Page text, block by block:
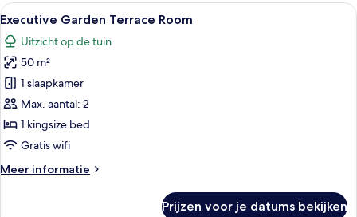
Alle
foto's
voor
Executive
Garden
Terrace
Room
laden
Een hotelkamer met een groot bed,
8
Executive Garden Terrace Room
Uitzicht op de tuin
50 m²
1 slaapkamer
Max. aantal: 2
1 kingsize bed
Gratis wifi
Meer informatie
Meer
Prijzen voor je datums bekijken